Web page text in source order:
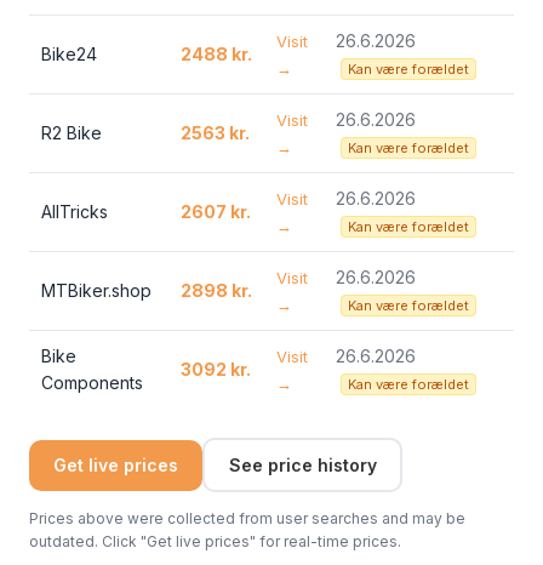
Bike24 2488 kr.
Visit
→
26.6.2026
Kan være forældet
R2 Bike 2563 kr.
Visit
→
26.6.2026
Kan være forældet
AllTricks 2607 kr.
Visit
→
26.6.2026
Kan være forældet
MTBiker.shop 2898 kr.
Visit
→
26.6.2026
Kan være forældet
Bike
Components
3092 kr.
Visit
→
26.6.2026
Kan være forældet
Get live prices See price history
Prices above were collected from user searches and may be
outdated. Click "Get live prices" for real-time prices.